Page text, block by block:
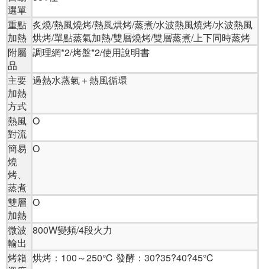
選單
重點
加熱
炙燒/熱風燒烤/熱風烘烤/蒸煮/水波熱風燒烤/水波熱風
烘烤/單點蒸氣加熱/雙層燒烤/雙層蒸煮/上下同時蒸烤
附屬
品
調理網*2/烤盤*2/使用說明書
主要
加熱
方式
過熱水蒸氣＋熱風循環
熱風
對流
O
簡易
燒
烤、
蒸煮
O
雙層
加熱
O
微波
輸出
800W變頻/4段火力
烤箱 烘烤：100～250℃ 發酵：30?35?40?45℃